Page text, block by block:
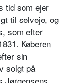
tid som ejer
til selveje, og
som efter
Køberen
sin
solgt på
Jørgensens